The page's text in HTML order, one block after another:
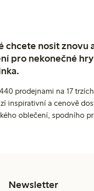
nosit znovu
pro nekonečné
prodejnami na 17
inspirativní a cenově
oblečení, spodního
Newsletter